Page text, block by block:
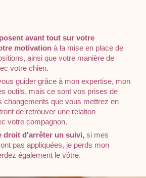
avant tout sur votre
motivation à la mise en place de
ainsi que votre manière de
votre chien.
guider grâce à mon expertise, mon
outils, mais ce sont vos prises de
changements que vous mettrez en
de retrouver une relation
votre compagnon.
droit d'arrêter un suivi,si mes
pas appliquées, je perds mon
également le vôtre.